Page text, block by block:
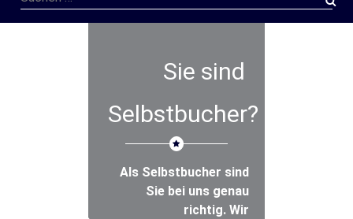
Sie sind
Selbstbucher?
Als Selbstbucher sind
Sie bei uns genau
richtig. Wir